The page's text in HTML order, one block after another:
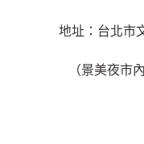
地址：台北市
（景美夜市